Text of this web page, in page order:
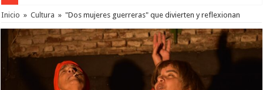
Inicio » Cultura » "Dos mujeres guerreras" que divierten y reflexionan